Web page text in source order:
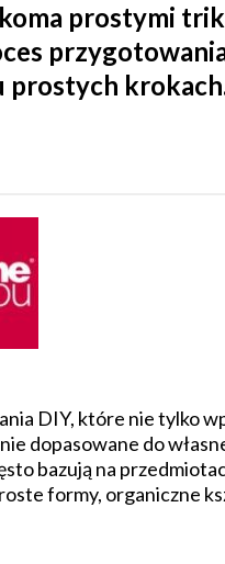
prostymi
prostych
DIY, które nie tylko
dopasowane do
bazują na
formy, organiczne